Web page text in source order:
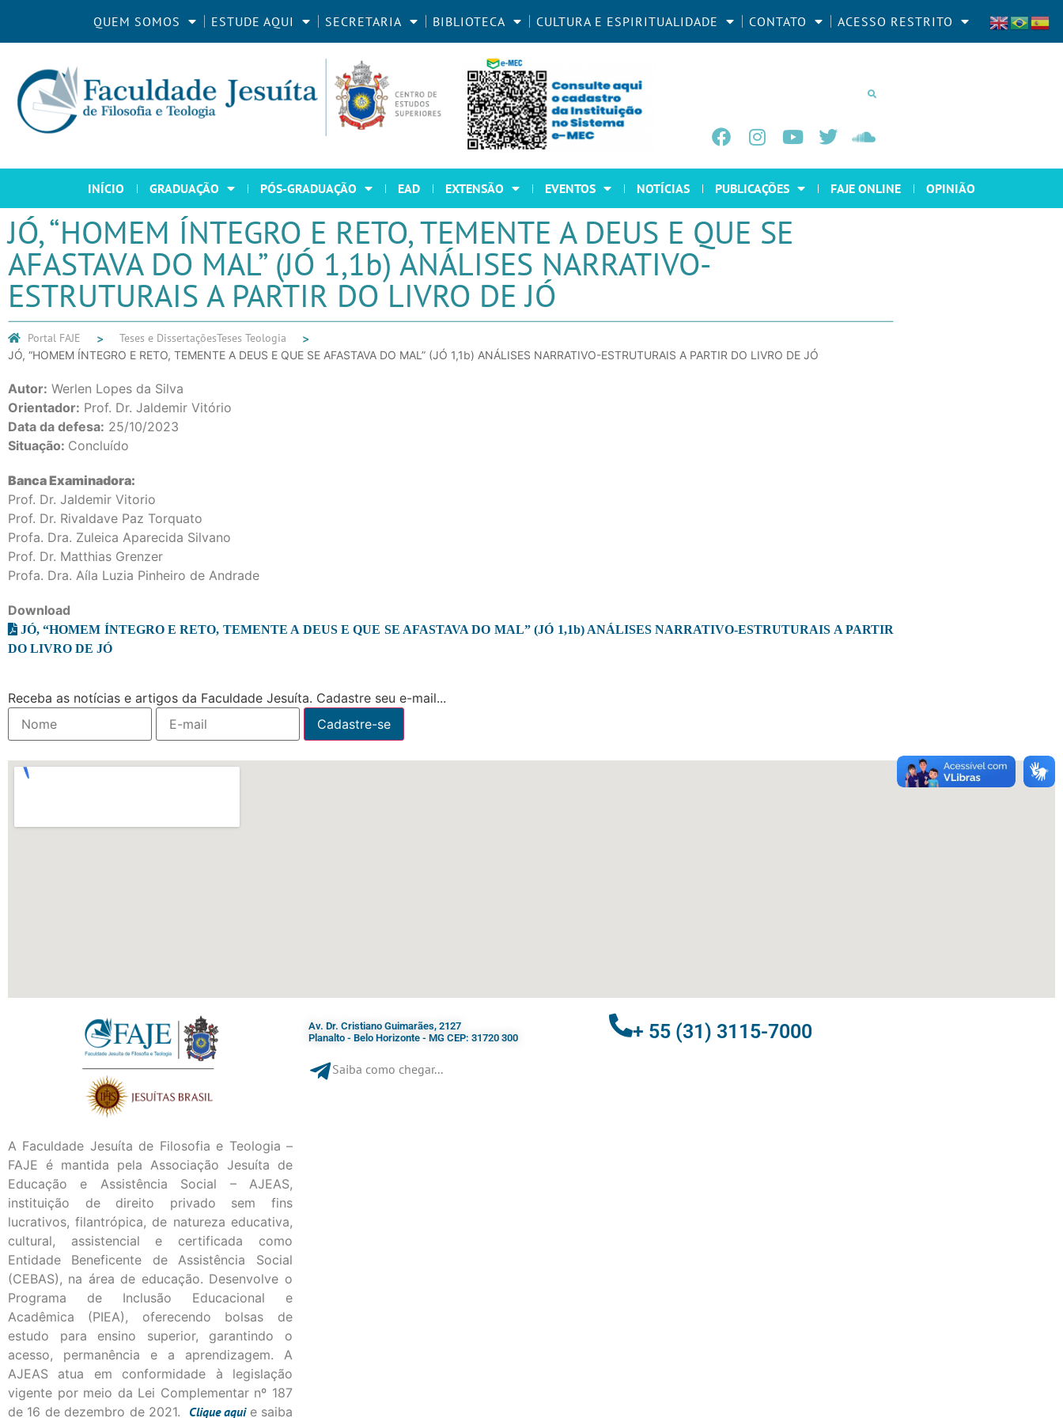
QUEM SOMOS ESTUDE AQUI SECRETARIA BIBLIOTECA CULTURA E ESPIRITUALIDADE CONTATO ACESSO RESTRITO
INÍCIO GRADUAÇÃO PÓS-GRADUAÇÃO EAD EXTENSÃO EVENTOS NOTÍCIAS PUBLICAÇÕES FAJE ONLINE OPINIÃO
JÓ, “HOMEM ÍNTEGRO E RETO, TEMENTE A DEUS E QUE SE
AFASTAVA DO MAL” (JÓ 1,1b) ANÁLISES NARRATIVO-
ESTRUTURAIS A PARTIR DO LIVRO DE JÓ
Portal FAJE Teses e DissertaçõesTeses Teologia
JÓ, “HOMEM ÍNTEGRO E RETO, TEMENTE A DEUS E QUE SE AFASTAVA DO MAL” (JÓ 1,1b) ANÁLISES NARRATIVO-ESTRUTURAIS A PARTIR DO LIVRO DE JÓ
Autor: Werlen Lopes da Silva
Orientador: Prof. Dr. Jaldemir Vitório
Data da defesa: 25/10/2023
Situação: Concluído
Banca Examinadora:
Prof. Dr. Jaldemir Vitorio
Prof. Dr. Rivaldave Paz Torquato
Profa. Dra. Zuleica Aparecida Silvano
Prof. Dr. Matthias Grenzer
Profa. Dra. Aíla Luzia Pinheiro de Andrade
Download
JÓ, “HOMEM ÍNTEGRO E RETO, TEMENTE A DEUS E QUE SE AFASTAVA DO MAL” (JÓ 1,1b) ANÁLISES NARRATIVO-ESTRUTURAIS A PARTIR
DO LIVRO DE JÓ
Receba as notícias e artigos da Faculdade Jesuíta. Cadastre seu e-mail...
A Faculdade Jesuíta de Filosofia e Teologia –
FAJE é mantida pela Associação Jesuíta de
Educação e Assistência Social – AJEAS,
instituição de direito privado sem fins
lucrativos, filantrópica, de natureza educativa,
cultural, assistencial e certificada como
Entidade Beneficente de Assistência Social
(CEBAS), na área de educação. Desenvolve o
Programa de Inclusão Educacional e
Acadêmica (PIEA), oferecendo bolsas de
estudo para ensino superior, garantindo o
acesso, permanência e a aprendizagem. A
AJEAS atua em conformidade à legislação
vigente por meio da Lei Complementar nº 187
de 16 de dezembro de 2021. Cliqueaqui e saiba
Av. Dr. Cristiano Guimarães, 2127
Planalto - Belo Horizonte - MG CEP: 31720 300
Saiba como chegar...
+ 55 (31) 3115-7000​